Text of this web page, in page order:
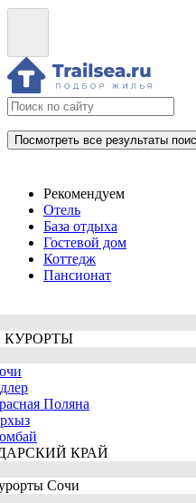
Посмотреть все результаты
Рекомендуем
Отель
База отдыха
Гостевой дом
Коттедж
Пансионат
КУРОРТЫ
Поляна
КРАЙ
Сочи